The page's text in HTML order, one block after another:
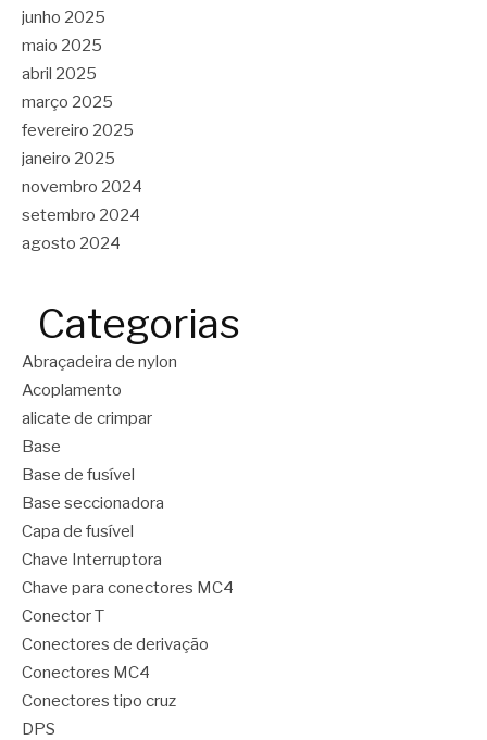
junho 2025
maio 2025
abril 2025
março 2025
fevereiro 2025
janeiro 2025
novembro 2024
setembro 2024
agosto 2024
Categorias
Abraçadeira de nylon
Acoplamento
alicate de crimpar
Base
Base de fusível
Base seccionadora
Capa de fusível
Chave Interruptora
Chave para conectores MC4
Conector T
Conectores de derivação
Conectores MC4
Conectores tipo cruz
DPS